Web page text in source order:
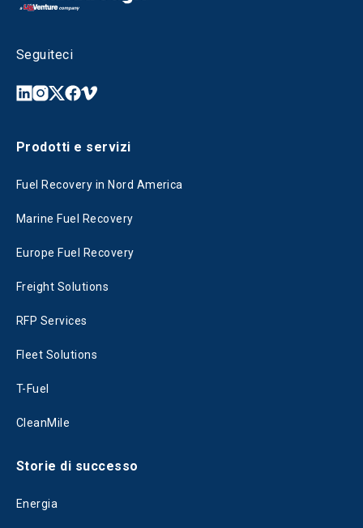
Seguiteci
Prodotti e servizi
Fuel Recovery in Nord America
Marine Fuel Recovery
Europe Fuel Recovery
Freight Solutions
RFP Services
Fleet Solutions
T-Fuel
CleanMile
Storie di successo
Energia